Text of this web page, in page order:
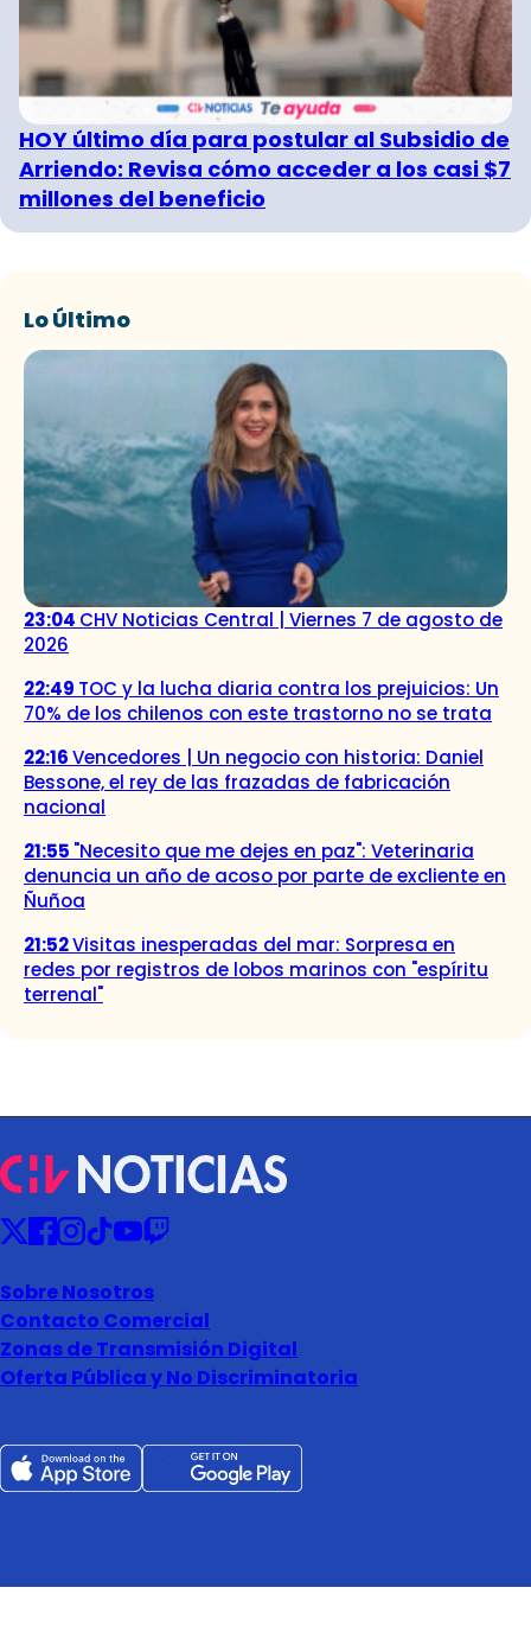
HOY último día para postular al Subsidio de
Arriendo: Revisa cómo acceder a los casi $7
millones del beneficio
Lo Último
23:04 CHV Noticias Central | Viernes 7 de agosto de
2026
22:49 TOC y la lucha diaria contra los prejuicios: Un
70% de los chilenos con este trastorno no se trata
22:16Vencedores | Un negocio con historia: Daniel
Bessone, el rey de las frazadas de fabricación
nacional
21:55 "Necesito que me dejes en paz": Veterinaria
denuncia un año de acoso por parte de excliente en
Ñuñoa
21:52Visitas inesperadas del mar: Sorpresa en
redes por registros de lobos marinos con "espíritu
terrenal"
Sobre Nosotros
Contacto Comercial
Zonas de Transmisión Digital
Oferta Pública y No Discriminatoria